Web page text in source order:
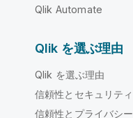
Qlik Automate
Qlik を選ぶ理由
Qlik を選ぶ理由
信頼性とセキュリティ
信頼性とプライバシー